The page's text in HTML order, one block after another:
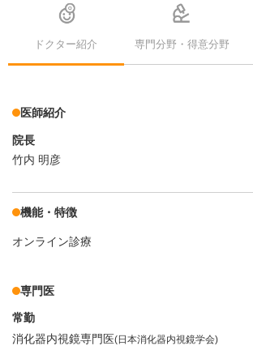
ドクター紹介 専門分野・得意分野
医師紹介
院長
竹内 明彦
機能・特徴
オンライン診療
専門医
常勤
消化器内視鏡専門医(日本消化器内視鏡学会)